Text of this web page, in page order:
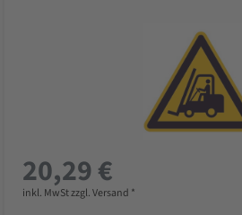
20,29 €
inkl. MwSt zzgl. Versand *